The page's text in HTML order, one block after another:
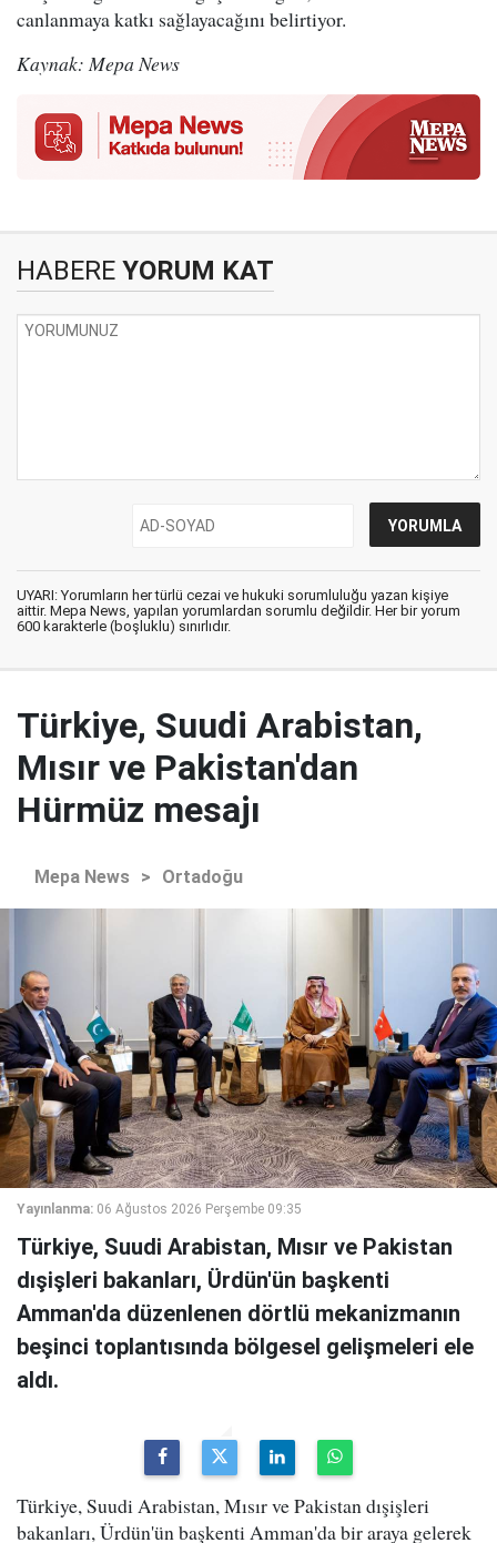
canlanmaya katkı sağlayacağını belirtiyor.
Kaynak: Mepa News
HABERE YORUM KAT
UYARI: Yorumların her türlü cezai ve hukuki sorumluluğu yazan kişiye
aittir. Mepa News, yapılan yorumlardan sorumlu değildir. Her bir yorum
600 karakterle (boşluklu) sınırlıdır.
Türkiye, Suudi Arabistan,
Mısır ve Pakistan'dan
Hürmüz mesajı
Mepa News > Ortadoğu
Yayınlanma: 06 Ağustos 2026 Perşembe 09:35
Türkiye, Suudi Arabistan, Mısır ve Pakistan
dışişleri bakanları, Ürdün'ün başkenti
Amman'da düzenlenen dörtlü mekanizmanın
beşinci toplantısında bölgesel gelişmeleri ele
aldı.
Türkiye, Suudi Arabistan, Mısır ve Pakistan dışişleri
bakanları, Ürdün'ün başkenti Amman'da bir araya gelerek